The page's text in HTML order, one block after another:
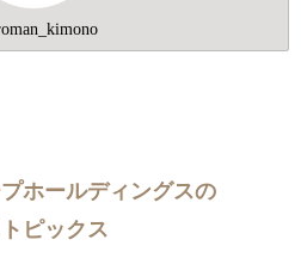
ホールディングスの
ピックス